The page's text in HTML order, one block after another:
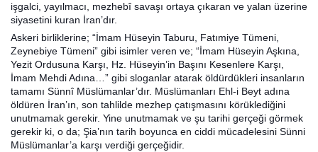
işgalci, yayılmacı, mezhebî savaşı ortaya çıkaran ve yalan üzerine
siyasetini kuran İran’dır.
Askeri birliklerine; “İmam Hüseyin Taburu, Fatımiye Tümeni,
Zeynebiye Tümeni” gibi isimler veren ve; “İmam Hüseyin Aşkına,
Yezit Ordusuna Karşı, Hz. Hüseyin’in Başını Kesenlere Karşı,
İmam Mehdi Adına…” gibi sloganlar atarak öldürdükleri insanların
tamamı Sünnî Müslümanlar’dır. Müslümanları Ehl-i Beyt adına
öldüren İran’ın, son tahlilde mezhep çatışmasını körüklediğini
unutmamak gerekir. Yine unutmamak ve şu tarihi gerçeği görmek
gerekir ki, o da; Şia’nın tarih boyunca en ciddi mücadelesini Sünni
Müslümanlar’a karşı verdiği gerçeğidir.